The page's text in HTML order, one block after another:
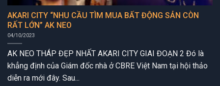
AKARI CITY “NHU CẦU TÌM MUA BẤT ĐỘNG SẢN CÒN
RẤT LỚN” AK NEO
04/10/2023
AK NEO THÁP ĐẸP NHẤT AKARI CITY GIAI ĐOẠN 2 Đó là
khẳng định của Giám đốc nhà ở CBRE Việt Nam tại hội thảo
diễn ra mới đây. Sau...